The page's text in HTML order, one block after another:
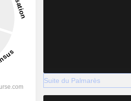
Suite du Palmarès